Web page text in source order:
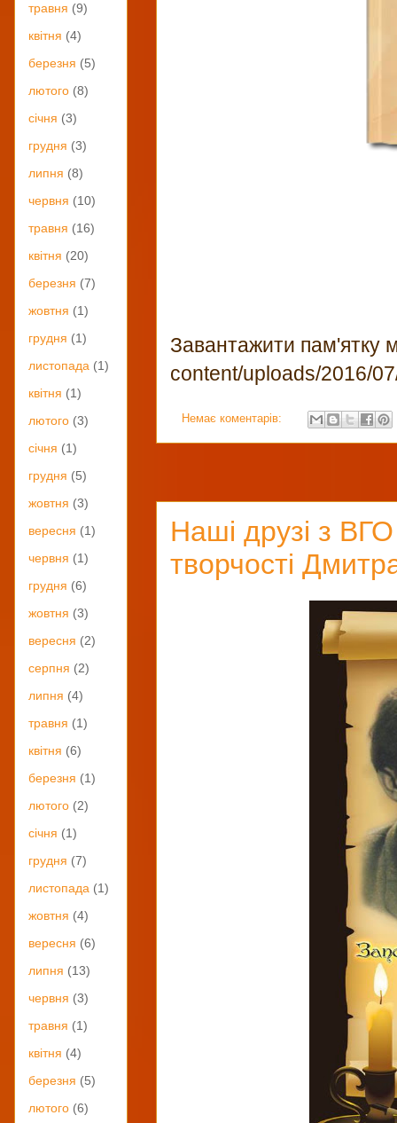
Завантажити пам'ятку
content/uploads/2016/
Немає коментарів:
Наші друзі з
творчості
травня (9)
квітня (4)
березня (5)
лютого (8)
січня (3)
грудня (3)
липня (8)
червня (10)
травня (16)
квітня (20)
березня (7)
жовтня (1)
грудня (1)
листопада (1)
квітня (1)
лютого (3)
січня (1)
грудня (5)
жовтня (3)
вересня (1)
червня (1)
грудня (6)
жовтня (3)
вересня (2)
серпня (2)
липня (4)
травня (1)
квітня (6)
березня (1)
лютого (2)
січня (1)
грудня (7)
листопада (1)
жовтня (4)
вересня (6)
липня (13)
червня (3)
травня (1)
квітня (4)
березня (5)
лютого (6)